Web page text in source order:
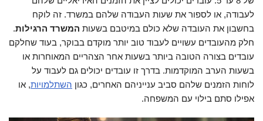
לעבודה, או לספור את שעות העבודה שלהם במשרד. זה לוקח
בחשבון את העובדה שלא כולם במיטבם בשעות המשרד הרגילות.
חלק מהעובדים עשויים לעבוד טוב יותר מוקדם בבוקר, בעוד שחלקם
עובדים בצורה הטובה ביותר בשעות אחר הצהריים המאוחרות או
בשעות הערב המוקדמות. בדרך זו עובדים יכולים גם לעבוד על
לוחות הזמנים שלהם סביב ענייניהם האחרים, כגון השתלמויות, או
אפילו סתם בילוי עם המשפחה.